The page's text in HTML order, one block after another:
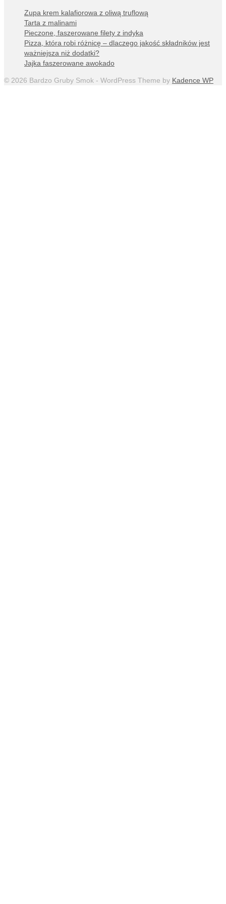
Zupa krem kalafiorowa z oliwą truflową
Tarta z malinami
Pieczone, faszerowane filety z indyka
Pizza, która robi różnicę – dlaczego jakość składników jest
ważniejsza niż dodatki?
Jajka faszerowane awokado
© 2026 Bardzo Gruby Smok - WordPress Theme by Kadence WP